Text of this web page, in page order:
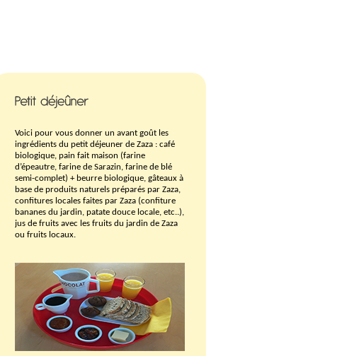
Voici pour vous donner un avant goût les
ingrédients du petit déjeuner de Zaza : café
biologique, pain fait maison (farine
d’épeautre, farine de Sarazin, farine de blé
semi-complet) + beurre biologique, gâteaux à
base de produits naturels préparés par Zaza,
confitures locales faites par Zaza (confiture
bananes du jardin, patate douce locale, etc..),
jus de fruits avec les fruits du jardin de Zaza
ou fruits locaux.